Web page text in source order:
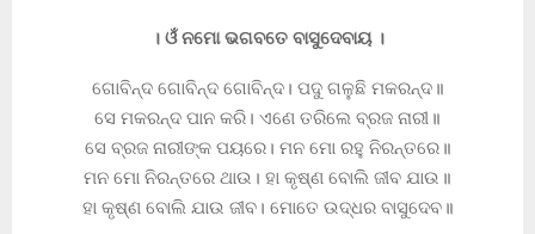
। ଓଁ ନମୋ ଭଗବତେ ବାସୁଦେବାୟ ।
ଗୋବିନ୍ଦ ଗୋବିନ୍ଦ ଗୋବିନ୍ଦ। ପଦୁ ଗଳୁଛି ମକରନ୍ଦ॥
ସେ ମକରନ୍ଦ ପାନ କରି। ଏଣେ ତରିଲେ ବ୍ରଜ ନାରୀ॥
ସେ ବ୍ରଜ ନାରୀଙ୍କ ପୟରେ। ମନ ମୋ ରହୁ ନିରନ୍ତରେ॥
ମନ ମୋ ନିରନ୍ତରେ ଥାଉ। ହା କୃଷ୍ଣ ବୋଲି ଜୀବ ଯାଉ॥
ହା କୃଷ୍ଣ ବୋଲି ଯାଉ ଜୀବ। ମୋତେ ଉଦ୍ଧର ବାସୁଦେବ॥